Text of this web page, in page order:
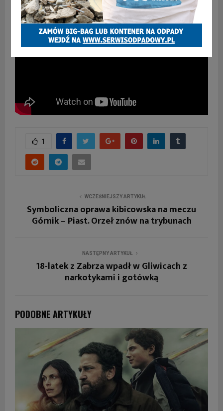
1
WCZEŚNIEJSZY ARTYKUŁ
Symboliczna oprawa kibicowska na meczu
Górnik – Piast. Orzeł znów na trybunach
NASTĘPNY ARTYKUŁ
18-latek z Zabrza wpadł w Gliwicach z
narkotykami i gotówką
PODOBNE ARTYKUŁY